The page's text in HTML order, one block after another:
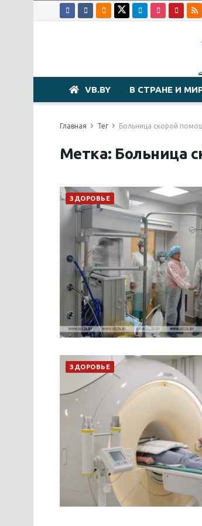
VB.BY В СТРАНЕ И
Главная Тег Больница скорой
Метка: Больница
ЗДОРОВЬЕ
ЗДОРОВЬЕ